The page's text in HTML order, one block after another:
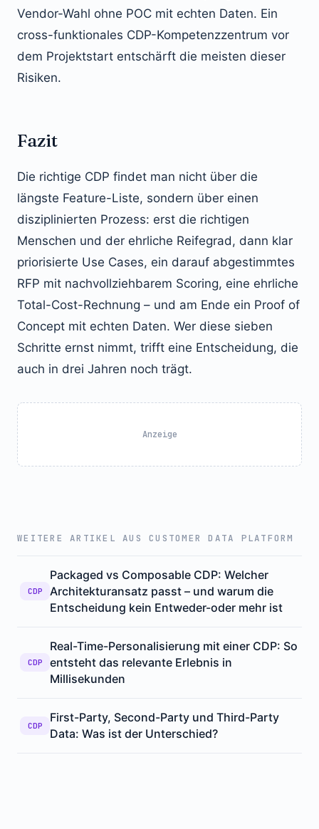
Vendor-Wahl ohne POC mit echten Daten. Ein
cross-funktionales CDP-Kompetenzzentrum vor
dem Projektstart entschärft die meisten dieser
Risiken.
Fazit
Die richtige CDP findet man nicht über die
längste Feature-Liste, sondern über einen
disziplinierten Prozess: erst die richtigen
Menschen und der ehrliche Reifegrad, dann klar
priorisierte Use Cases, ein darauf abgestimmtes
RFP mit nachvollziehbarem Scoring, eine ehrliche
Total-Cost-Rechnung – und am Ende ein Proof of
Concept mit echten Daten. Wer diese sieben
Schritte ernst nimmt, trifft eine Entscheidung, die
auch in drei Jahren noch trägt.
Anzeige
WEITERE ARTIKEL AUS CUSTOMER DATA PLATFORM
CDP
Packaged vs Composable CDP: Welcher
Architekturansatz passt – und warum die
Entscheidung kein Entweder-oder mehr ist
CDP
Real-Time-Personalisierung mit einer CDP: So
entsteht das relevante Erlebnis in
Millisekunden
CDP
First-Party, Second-Party und Third-Party
Data: Was ist der Unterschied?